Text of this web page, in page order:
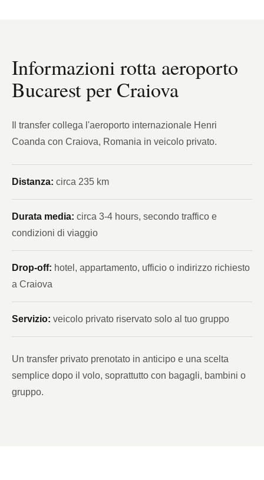
Informazioni rotta aeroporto
Bucarest per Craiova
Il transfer collega l'aeroporto internazionale Henri
Coanda con Craiova, Romania in veicolo privato.
Distanza: circa 235 km
Durata media: circa 3-4 hours, secondo traffico e
condizioni di viaggio
Drop-off: hotel, appartamento, ufficio o indirizzo richiesto
a Craiova
Servizio: veicolo privato riservato solo al tuo gruppo
Un transfer privato prenotato in anticipo e una scelta
semplice dopo il volo, soprattutto con bagagli, bambini o
gruppo.